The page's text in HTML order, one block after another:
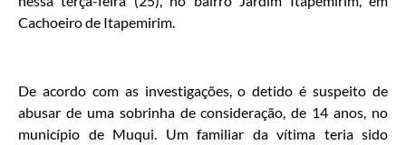
Cachoeiro de Itapemirim.
De acordo com as investigações, o detido é suspeito de
abusar de uma sobrinha de consideração, de 14 anos, no
município de Muqui. Um familiar da vítima teria sido